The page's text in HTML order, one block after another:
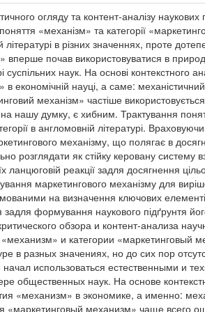
огляду та контент-аналізу
«механізм» та категорії
в різних значеннях, проте
почав використовуватися в
наук. На основі контекстного
в економічній науці, а саме:
механізм» частіше
нашу думку, є хибним. Трактування
в англомовній літературі.
механізму, що полягає в
розглядати як стійку керовану систему
ланцюговій реакції задля досягнення
маркетингового механізму для
на визначення ключових
формування наукового підґрунтя
обзора и контент-анализа
и категории «маркетинговый
в разных значениях, но до сих пор
использоваться естественными и
общественных наук. На основе
«механизм» в экономике, а именно:
«маркетинговый механизм» чаще всего